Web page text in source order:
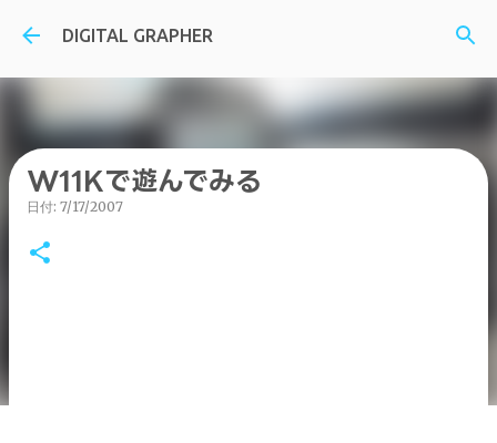
スキップしてメイン コンテンツに移動
DIGITAL GRAPHER
W11Kで遊んでみる
日付: 7/17/2007